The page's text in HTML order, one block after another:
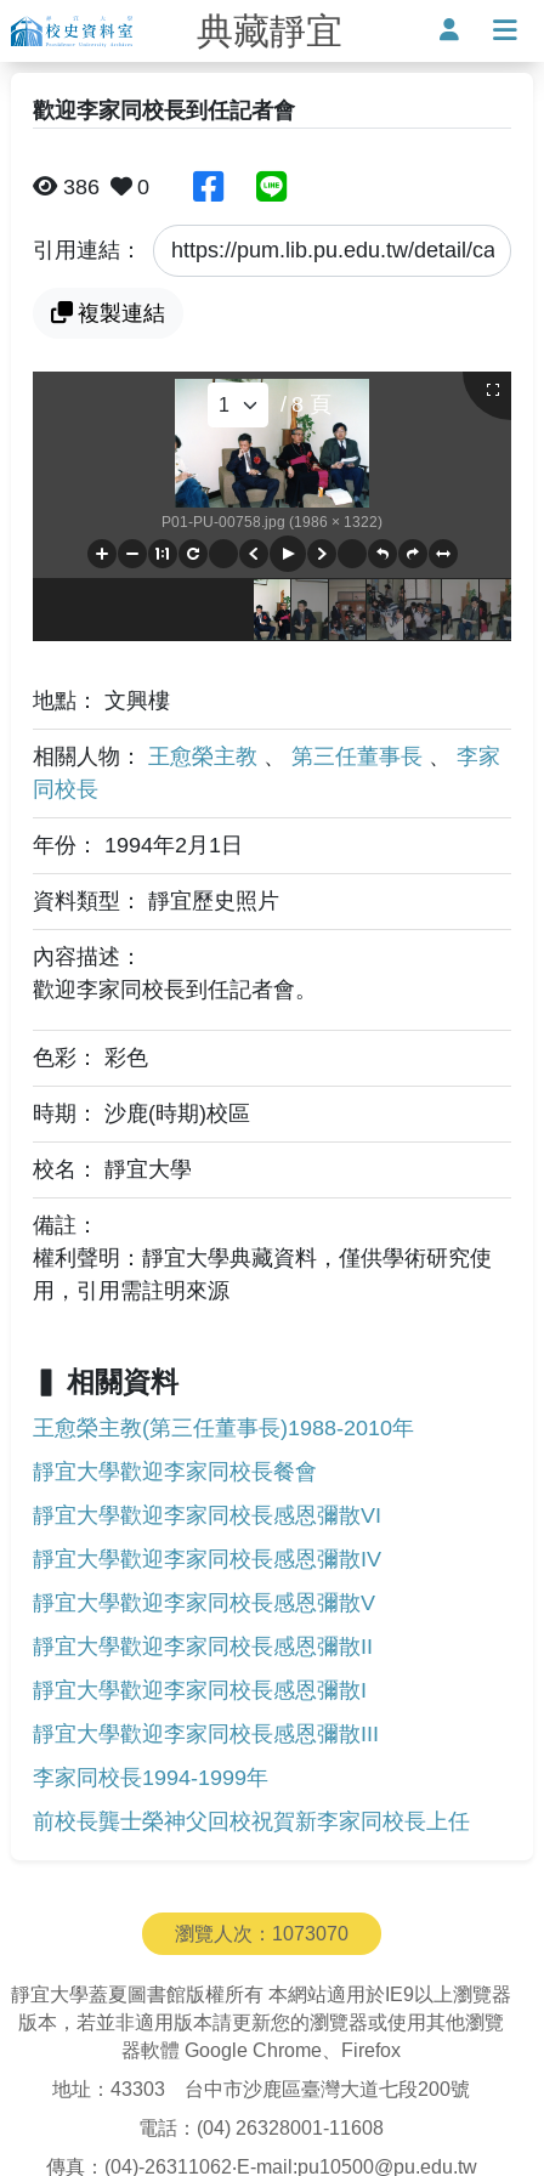
靜宜大學-校史資料室典藏靜宜使用者
歡迎李家同校長到任記者會
386 0 分享至臉書
分享至Line
引用連結：
複製連結
/ 8 頁
P01-PU-00758.jpg (1986 × 1322)
地點： 文興樓
相關人物： 王愈榮主教 、 第三任董事長 、 李家
同校長
年份： 1994年2月1日
資料類型： 靜宜歷史照片
內容描述：
歡迎李家同校長到任記者會。
色彩： 彩色
時期： 沙鹿(時期)校區
校名： 靜宜大學
備註：
權利聲明：靜宜大學典藏資料，僅供學術研究使
用，引用需註明來源
相關資料
王愈榮主教(第三任董事長)1988-2010年
靜宜大學歡迎李家同校長餐會
靜宜大學歡迎李家同校長感恩彌散VI
靜宜大學歡迎李家同校長感恩彌散IV
靜宜大學歡迎李家同校長感恩彌散V
靜宜大學歡迎李家同校長感恩彌散II
靜宜大學歡迎李家同校長感恩彌散I
靜宜大學歡迎李家同校長感恩彌散III
李家同校長1994-1999年
前校長龔士榮神父回校祝賀新李家同校長上任
瀏覽人次： 1073070
靜宜大學蓋夏圖書館版權所有 本網站適用於IE9以上瀏覽器
版本，若並非適用版本請更新您的瀏覽器或使用其他瀏覽
器軟體 Google Chrome、Firefox
地址：43303 台中市沙鹿區臺灣大道七段200號
電話：(04) 26328001-11608
傳真：(04)-26311062‧E-mail:pu10500@pu.edu.tw